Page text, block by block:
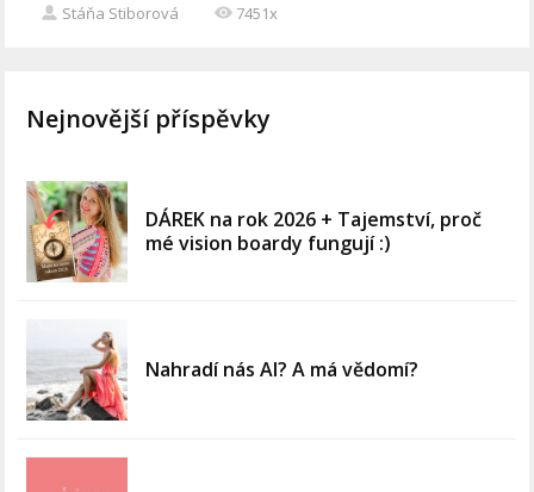
Stáňa Stiborová 7451x
Nejnovější příspěvky
DÁREK na rok 2026 + Tajemství, proč
mé vision boardy fungují :)
Nahradí nás AI? A má vědomí?